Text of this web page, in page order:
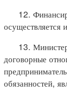
12.
осуществляется
13.
договорные
обязанностей,